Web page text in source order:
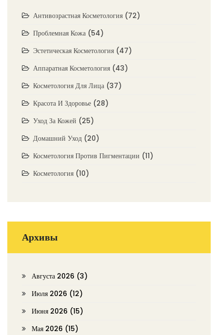
Антивозрастная Косметология (72)
Проблемная Кожа (54)
Эстетическая Косметология (47)
Аппаратная Косметология (43)
Косметология Для Лица (37)
Красота И Здоровье (28)
Уход За Кожей (25)
Домашний Уход (20)
Косметология Против Пигментации (11)
Косметология (10)
Архивы
Августа 2026 (3)
Июля 2026 (12)
Июня 2026 (15)
Мая 2026 (15)